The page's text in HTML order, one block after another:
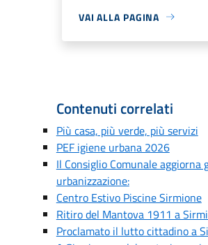
VAI ALLA PAGINA
Contenuti correlati
Più casa, più verde, più servizi
PEF igiene urbana 2026
Il Consiglio Comunale aggiorna
urbanizzazione:
Centro Estivo Piscine Sirmione
Ritiro del Mantova 1911 a
Proclamato il lutto cittadino a